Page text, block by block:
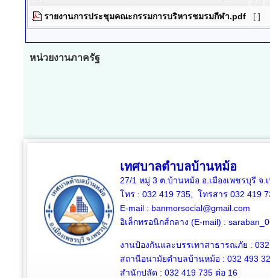
รายงานการประชุมคณะกรรมการบริหารชมรมกีฬา.pdf [ ]
หน่วยงานภาครัฐ
เทศบาลตำบลบ้านหม้อ
27/1 หมู่ 3 ต.บ้านหม้อ อ.เมืองเพชรบุรี จ.
โทร : 032 419 735, โทรสาร 032 419
E-mail : banmorsocial@gmail.com
อิเล็กทรอนิกส์กลาง (E-mail) :
งานป้องกันและบรรเทาสาธารณภัย :
สถานีอนามัยตำบลบ้านหม้อ : 032 493
สำนักปลัด : 032 419 735 ต่อ 16